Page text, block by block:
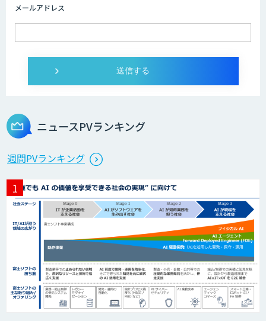
Copilot活用支援
ChatGPTマスター養成講座 AIリスキリ
ング研修
MANA AI Chat
これからDXコア人材を育成していくなら
Dify研修
メールアドレス
ニュースPVランキング
週間PVランキング